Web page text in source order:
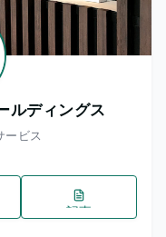
ルディングス
ービス
記事